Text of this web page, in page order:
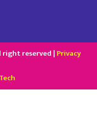
right reserved | Privacy